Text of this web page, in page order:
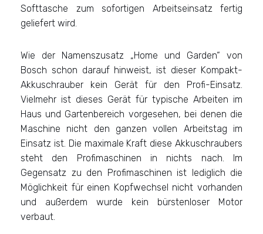
Softtasche zum sofortigen Arbeitseinsatz fertig
geliefert wird.
Wie der Namenszusatz „Home und Garden“ von
Bosch schon darauf hinweist, ist dieser Kompakt-
Akkuschrauber kein Gerät für den Profi-Einsatz.
Vielmehr ist dieses Gerät für typische Arbeiten im
Haus und Gartenbereich vorgesehen, bei denen die
Maschine nicht den ganzen vollen Arbeitstag im
Einsatz ist. Die maximale Kraft diese Akkuschraubers
steht den Profimaschinen in nichts nach. Im
Gegensatz zu den Profimaschinen ist lediglich die
Möglichkeit für einen Kopfwechsel nicht vorhanden
und außerdem wurde kein bürstenloser Motor
verbaut.